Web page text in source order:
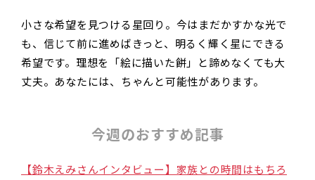
小さな希望を見つける星回り。今はまだかすかな光で
も、信じて前に進めばきっと、明るく輝く星にできる
希望です。理想を「絵に描いた餅」と諦めなくても大
丈夫。あなたには、ちゃんと可能性があります。
今週のおすすめ記事
【鈴木えみさんインタビュー】家族との時間はもちろ